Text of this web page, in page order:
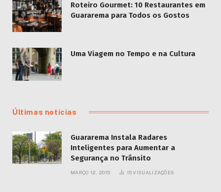
Roteiro Gourmet: 10 Restaurantes em
Guararema para Todos os Gostos
Uma Viagem no Tempo e na Cultura
Últimas notícias
Guararema Instala Radares
Inteligentes para Aumentar a
Segurança no Trânsito
MARÇO 12, 2015 15VISUALIZAÇÕES